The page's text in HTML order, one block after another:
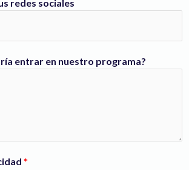
redes sociales
entrar en nuestro programa?
*